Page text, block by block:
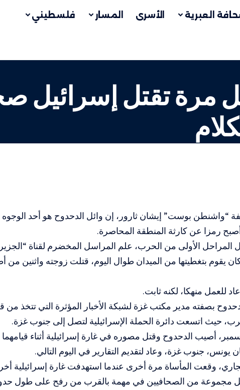
العبرية الأسرى المسار فلسطيني
تقتل إسرائيل
“واشنطن بوست” إيشان ثارور، إن وائل الدحدوح هو أحد الوجوه
رمزا عن كارثة المنطقة المحاصرة.
المراحل الأولى من الحرب، علم المراسل المخضرم لقناة
يقوم بتغطيتها من الميدان طوال اليوم، قتلت زوجته واثنين من
للعمل منهكا، لكنه ثابت.
بصفته مدير مكتب غزة لشبكة الأخبار المؤثرة التي تتخذ من
حيث اتسعت دائرة الحملة الإسرائيلية لتصل إلى جنوب غزة.
أصيب الدحدوح وقتل مصوره في غارة إسرائيلية أثناء قيامهما
يونس، جنوب غزة، وعاد لتقديم التقارير في اليوم التالي.
وقعت المأساة مرة أخرى عندما استهدفت غارة إسرائيلية
مجموعة من الصحافيين في مهمة بالقرب من رفح على طول